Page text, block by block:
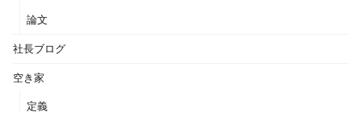
論文
社長ブログ
空き家
定義